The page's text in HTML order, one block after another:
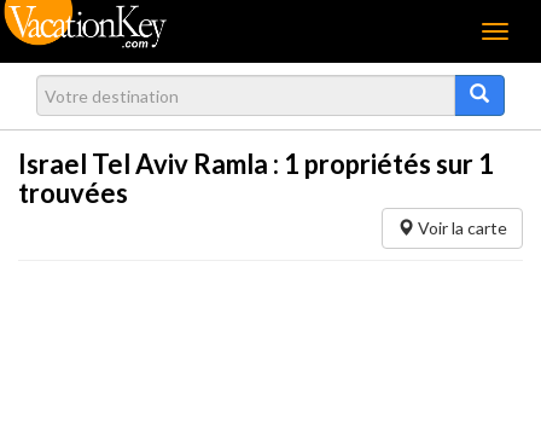
Menu
Israel Tel Aviv Ramla : 1 propriétés sur 1
trouvées
Voir la carte